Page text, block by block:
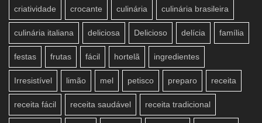
criatividade crocante culinária culinária brasileira
culinária italiana deliciosa Delicioso delícia família
festas frutas fácil hortelã ingredientes
Irresistível limão mel petisco preparo receita
receita fácil receita saudável receita tradicional